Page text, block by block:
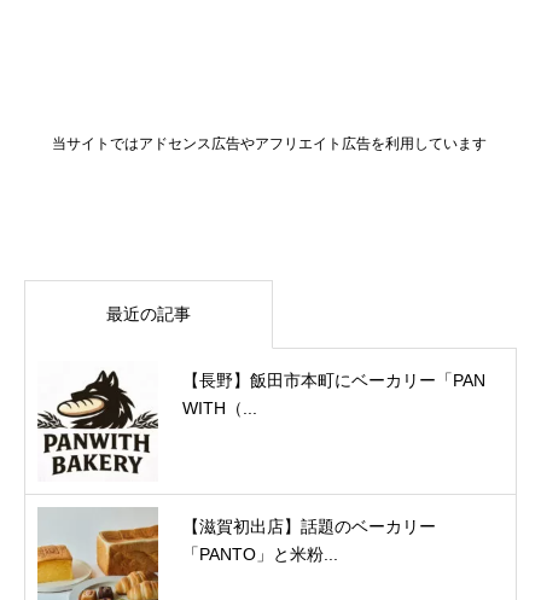
当サイトではアドセンス広告やアフリエイト広告を利用しています
最近の記事
【長野】飯田市本町にベーカリー「PAN
WITH（...
【滋賀初出店】話題のベーカリー
「PANTO」と米粉...